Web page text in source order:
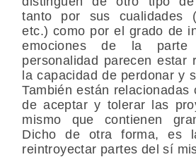
tanto por sus cualidades
etc.) como por el grado de
emociones de la
personalidad parecen estar
la capacidad de perdonar y
También están relacionadas
de aceptar y tolerar las
mismo que contienen
Dicho de otra forma, es
reintroyectar partes del sí